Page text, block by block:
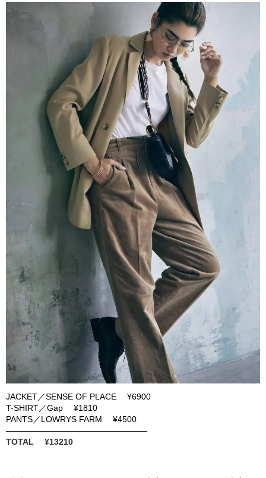
JACKET／SENSE OF PLACE ¥6900
T-SHIRT／Gap ¥1810
PANTS／ LOWRYS FARM ¥4500
TOTAL ¥13210